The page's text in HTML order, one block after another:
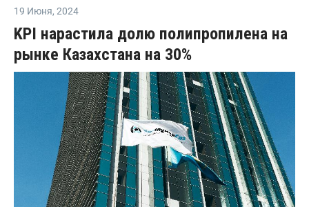
19 Июня, 2024
KPI нарастила долю полипропилена на
рынке Казахстана на 30%